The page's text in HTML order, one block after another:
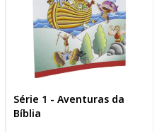
Série 1 - Aventuras da
Bíblia